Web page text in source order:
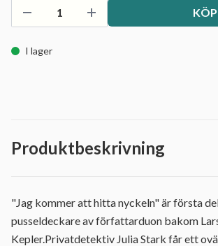
KÖP
I lager
Produktbeskrivning
"Jag kommer att hitta nyckeln" är första
pusseldeckare av författarduon bakom
Kepler.Privatdetektiv Julia Stark får ett